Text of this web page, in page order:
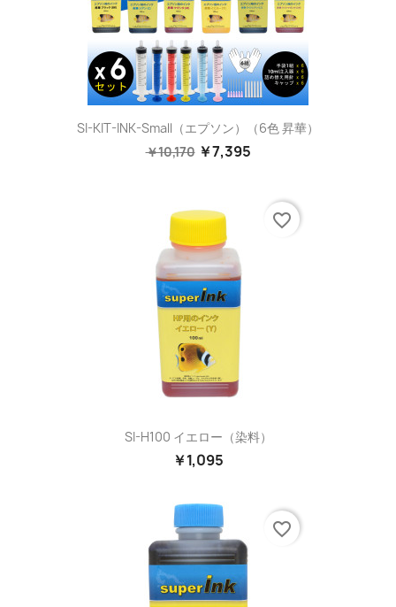
SI-KIT-INK-Small（エプソン）（6色 昇華）
￥10,170 ￥7,395
SI-H100 イエロー（染料）
￥1,095
favorite_border
favorite_border